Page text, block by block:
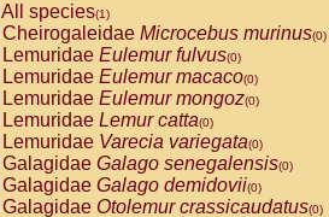
All species(1)
Cheirogaleidae Microcebus murinus(0)
Lemuridae Eulemur fulvus(0)
Lemuridae Eulemur macaco(0)
Lemuridae Eulemur mongoz(0)
Lemuridae Lemur catta(0)
Lemuridae Varecia variegata(0)
Galagidae Galago senegalensis(0)
Galagidae Galago demidovii(0)
Galagidae Otolemur crassicaudatus(0)